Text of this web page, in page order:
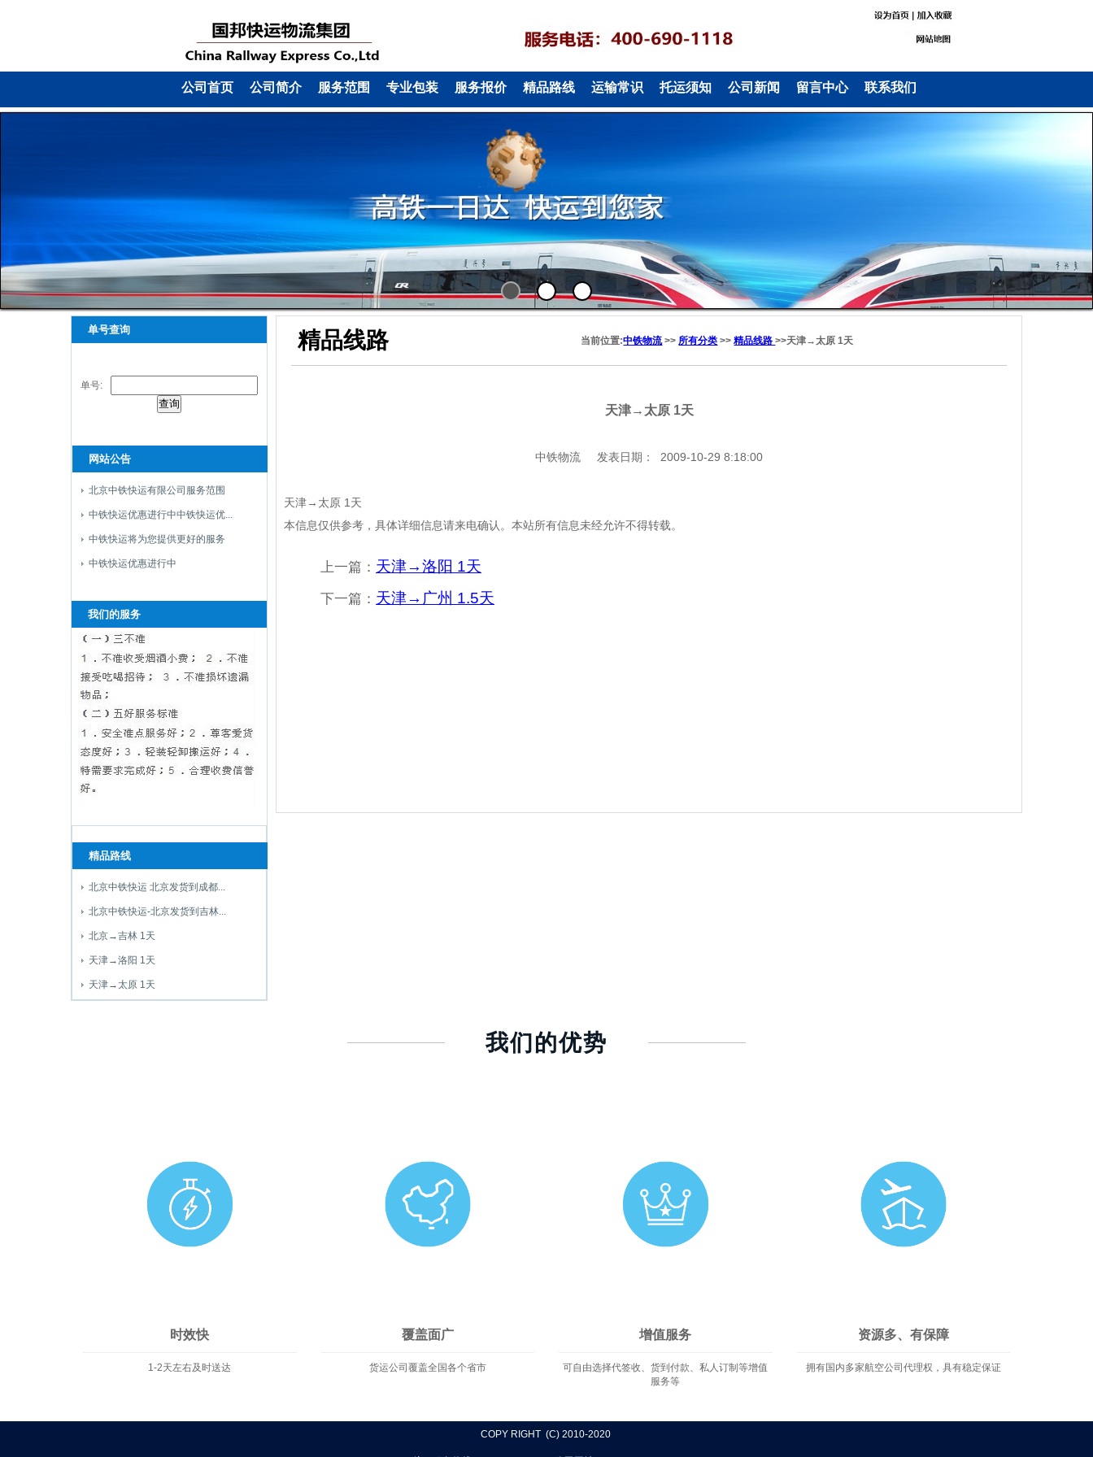
公司首页 公司简介 服务范围 专业包装 服务报价 精品路线 运输常识 托运须知 公司新闻 留言中心 联系我们
单号查询
单号:
网站公告
北京中铁快运有限公司服务范围
中铁快运优惠进行中中铁快运优...
中铁快运将为您提供更好的服务
中铁快运优惠进行中
我们的服务
精品路线
北京中铁快运 北京发货到成都...
北京中铁快运-北京发货到吉林...
北京→吉林 1天
天津→洛阳 1天
天津→太原 1天
精品线路 当前位置:中铁物流>> 所有分类 >>精品线路>>天津→太原 1天
天津→太原 1天
中铁物流 发表日期： 2009-10-29 8:18:00
天津→太原 1天
本信息仅供参考，具体详细信息请来电确认。本站所有信息未经允许不得转载。
上一篇： 天津→洛阳 1天
下一篇： 天津→广州 1.5天
我们的优势
时效快
1-2天左右及时送达
覆盖面广
货运公司覆盖全国各个省市
增值服务
可自由选择代签收、货到付款、私人订制等增值
服务等
资源多、有保障
拥有国内多家航空公司代理权，具有稳定保证
COPY RIGHT (C) 2010-2020